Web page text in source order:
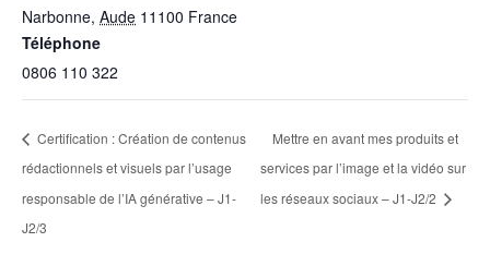
Narbonne, Aude 11100 France
Téléphone
0806 110 322
Certification : Création de contenus
rédactionnels et visuels par l’usage
responsable de l’IA générative – J1-
J2/3
Mettre en avant mes produits et
services par l’image et la vidéo sur
les réseaux sociaux – J1-J2/2